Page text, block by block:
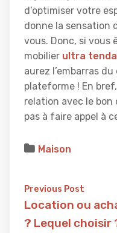
d’optimiser votre
donne la sensation
vous. Donc, si vous
mobilier ultra
aurez l’embarras
plateforme ! En
relation avec le bon
pas à faire appel à
Maison
Previous Post
Location ou
? Lequel choisir